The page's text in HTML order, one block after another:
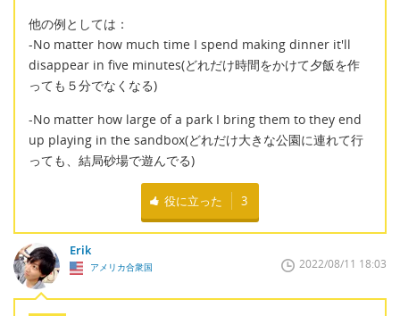
他の例としては：
-No matter how much time I spend making dinner it'll
disappear in five minutes(どれだけ時間をかけて夕飯を作
っても５分でなくなる)
-No matter how large of a park I bring them to they end
up playing in the sandbox(どれだけ大きな公園に連れて行
っても、結局砂場で遊んでる)
役に立った 3
Erik
アメリカ合衆国 2022/08/11 18:03